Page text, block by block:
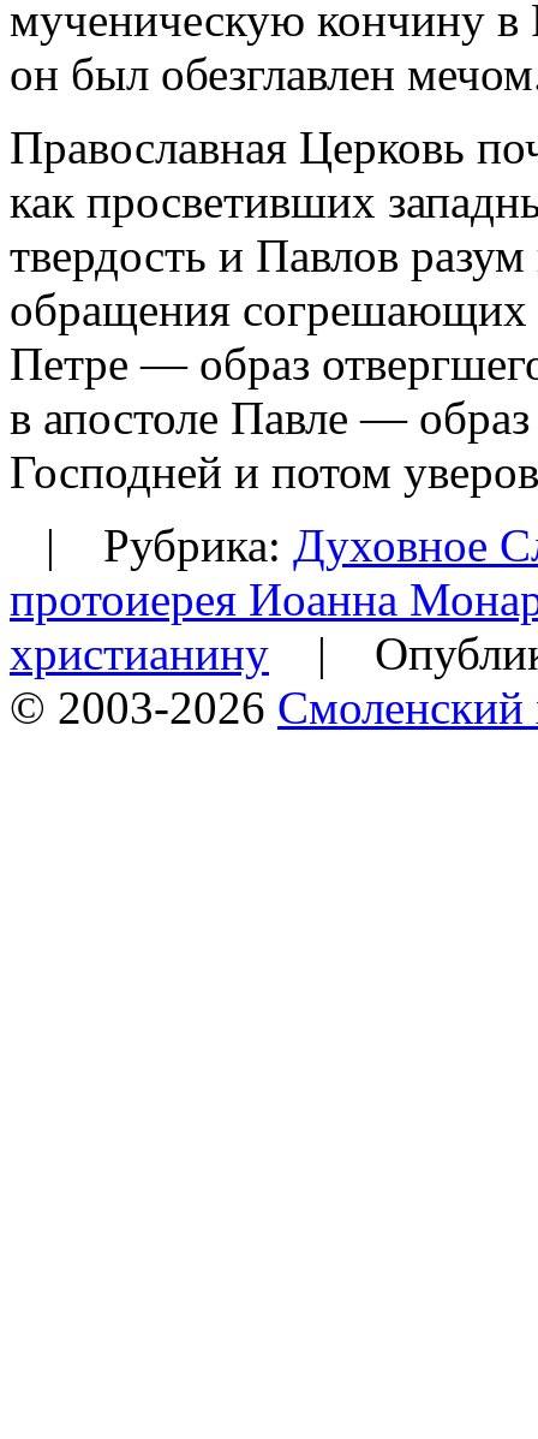
мученическую кончину
он был обезглавлен
Православная Церковь
как просветивших
твердость и Павлов
обращения согрешающих
Петре — образ
в апостоле Павле —
Господней и потом
| Рубрика: Духовное
протоиерея Иоанна
христианину |
© 2003-2026 Смоленский